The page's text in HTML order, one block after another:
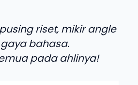
riset, mikir angle
bahasa.
pada ahlinya!